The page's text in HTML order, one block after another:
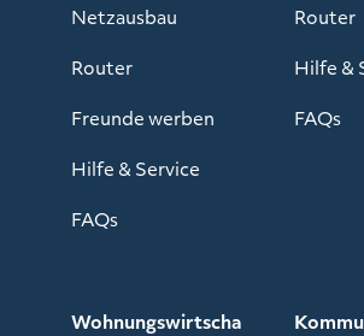
Netzausbau
Router
Freunde werben
Hilfe & Service
FAQs
Router
Hilfe &
FAQs
Wohnungswirtscha